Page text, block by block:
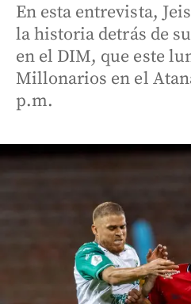
En esta entrevista,
la historia detrás de
en el DIM, que este
Millonarios en el
p.m.